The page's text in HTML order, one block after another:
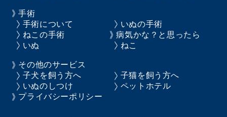
手術
手術について
いぬの手術
ねこの手術
病気かな？と思ったら
いぬ
ねこ
その他のサービス
子犬を飼う方へ
子猫を飼う方へ
いぬのしつけ
ペットホテル
プライバシーポリシー